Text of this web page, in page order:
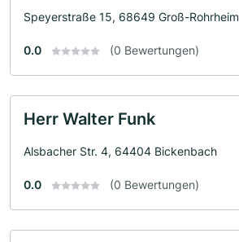
Speyerstraße 15, 68649 Groß-Rohrheim
0.0 (0 Bewertungen)
Herr Walter Funk
Alsbacher Str. 4, 64404 Bickenbach
0.0 (0 Bewertungen)